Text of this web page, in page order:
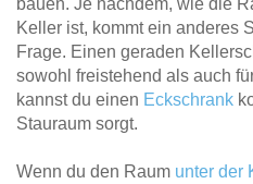
bauen. Je nachdem, wie die
Keller ist, kommt ein anderes
Frage. Einen geraden
sowohl freistehend als auch
kannst du einen Eckschrank
Stauraum sorgt.
Wenn du den Raum unter der